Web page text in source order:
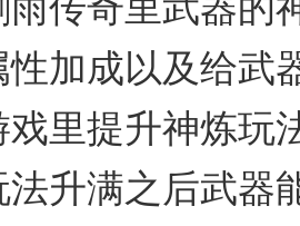
性加成以及给武
戏里提升神炼玩
法升满之后武器